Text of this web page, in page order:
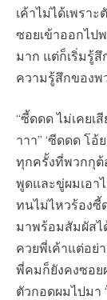
เค้าไม่ได้เพรา
ซอยเข้าออกไป
มาก แต่ก็เริ่มรู้สึ
ความรู้สึกของพ
“ซี้ดดด ไม่เคยเ
าาา” ‘ซีดดด โ
ทุกครั้งที่พวกกุต้
พูดและขู่ผมเอา
ทนไม่ไหวร้องซี้
มาพร้อมสัมผัสไ
ควยพี่เค้าแต่อย่
พี่คมก็ยังคงซอย
ตัวกอดผมไปมา